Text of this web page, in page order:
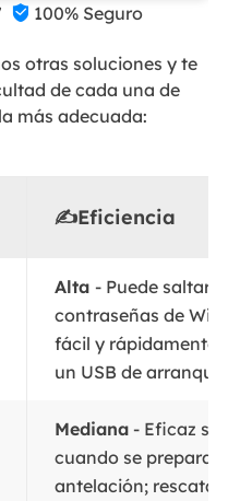
 100% Seguro
otras soluciones y te
de cada una de
más adecuada:
✍️Eficiencia
Alta - Puede
contraseñas de
fácil y rápidamente
un USB de arranque.
Mediana- Eficaz
cuando se prepara
antelación; rescata